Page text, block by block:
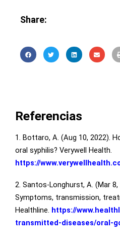
Share:
Referencias
1. Bottaro, A. (Aug 10, 2022).
oral syphilis? Verywell Health.
https://
2. Santos-Longhurst, A. (Mar
Symptoms, transmission,
Healthline. https://
transmitted-diseases/oral-